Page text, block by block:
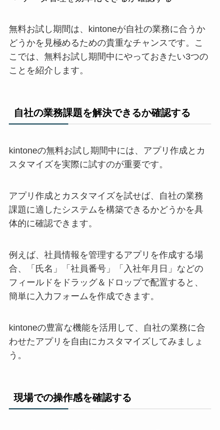
無料お試し期間は、kintoneが自社の業務に合うか
どうかを見極めるための貴重なチャンスです。こ
こでは、無料お試し期間中にやっておきたい3つの
ことを紹介します。
自社の業務課題を解決できるか確認する
kintoneの無料お試し期間中には、アプリ作成とカ
スタマイズを実際に試すのが重要です。
アプリ作成とカスタマイズを試せば、自社の業務
課題に適したシステムを構築できるかどうかを具
体的に確認できます。
例えば、社員情報を管理するアプリを作成する場
合、「氏名」「社員番号」「入社年月日」などの
フィールドをドラッグ＆ドロップで配置すると、
簡単に入力フォームを作成できます。
kintoneの豊富な機能を活用して、自社の業務に合
わせたアプリを自由にカスタマイズしてみましょ
う。
現場での操作感を確認する